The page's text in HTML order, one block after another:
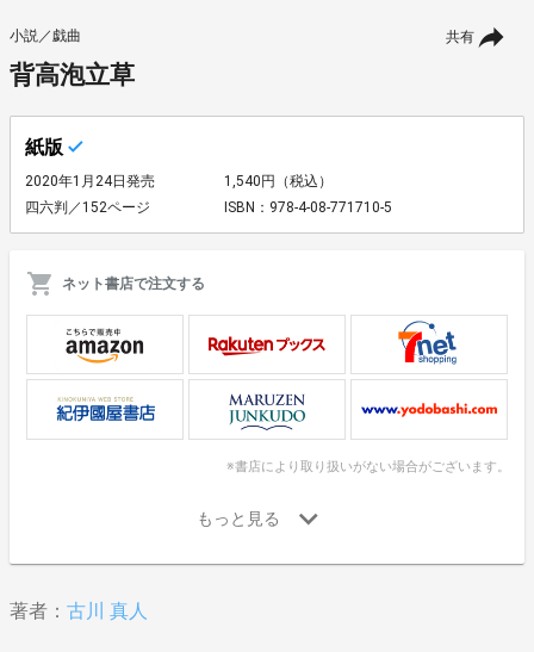
共有
小説／戯曲
背高泡立草
紙版
2020年1月24日発売
1,540円（税込）
四六判／152ページ
ISBN：978-4-08-771710-5
ネット書店で注文する
※書店により取り扱いがない場合がございます。
著者： 古川 真人